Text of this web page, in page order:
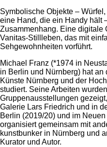
Symbolische Objekte –
eine Hand, die ein Handy hält
Zusammenhang. Eine
Vanitas-Stillleben, das mit
Sehgewohnheiten vorführt.
Michael Franz (*1974 in
in Berlin und Nürnberg) hat
Künste Nürnberg und der
studiert. Seine Arbeiten
Gruppenausstellungen
Galerie Lars Friedrich und in
Berlin (2019/20) und im
organisiert gemeinsam mit
kunstbunker in Nürnberg und
Kurator und Autor.